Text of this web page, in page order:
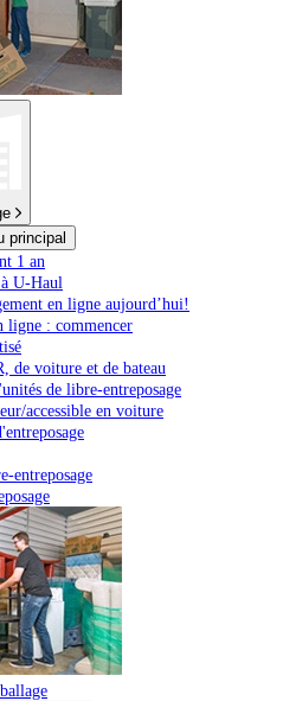
principal
1 an
U-Haul
en ligne aujourd’hui!
ligne : commencer
de voiture et de bateau
de libre-entreposage
accessible en voiture
entreposage